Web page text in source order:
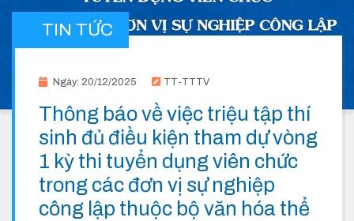
TIN TỨC
Ngày: 20/12/2025 TT-TTTV
Thông báo về việc triệu tập thí
sinh đủ điều kiện tham dự vòng
1 kỳ thi tuyển dụng viên chức
trong các đơn vị sự nghiệp
công lập thuộc bộ văn hóa thể